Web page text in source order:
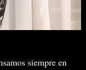
siempre en